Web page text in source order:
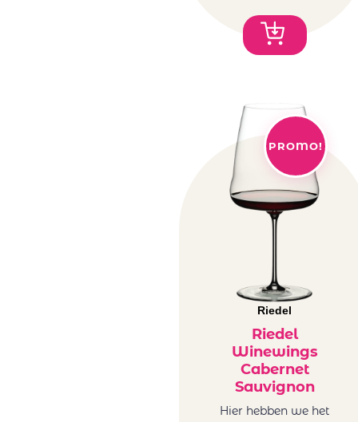
PROMO!
Riedel
Riedel
Winewings
Cabernet
Sauvignon
Hier hebben we het